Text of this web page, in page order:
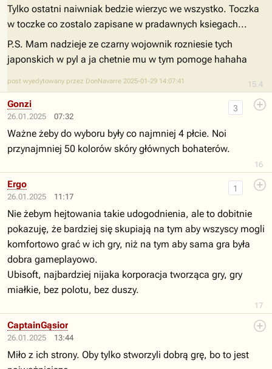
15.4
Tylko ostatni naiwniak bedzie wierzyc we wszystko. Toczka
w toczke co zostalo zapisane w pradawnych ksiegach...
P.S. Mam nadzieje ze czarny wojownik rozniesie tych
japonskich w pyl a ja chetnie mu w tym pomoge hahaha
post wyedytowany przez DonNavarre 2025-01-29 14:07:41
26.01.2025 07:32
16
3
Gonzi
Ważne żeby do wyboru były co najmniej 4 płcie. Noi
przynajmniej 50 kolorów skóry głównych bohaterów.
26.01.2025 11:17
17
1
Ergo
Nie żebym hejtowania takie udogodnienia, ale to dobitnie
pokazuję, że bardziej się skupiają na tym aby wszyscy mogli
komfortowo grać w ich gry, niż na tym aby sama gra była
dobra gameplayowo.
Ubisoft, najbardziej nijaka korporacja tworząca gry, gry
miałkie, bez polotu, bez duszy.
26.01.2025 13:44
CaptainGąsior
Miło z ich strony. Oby tylko stworzyli dobrą grę, bo to jest